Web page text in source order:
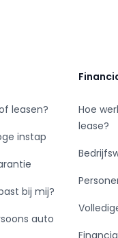
leasen?
instap
bij mij?
auto
Hoe
lease?